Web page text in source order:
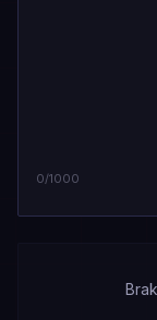
0/1000